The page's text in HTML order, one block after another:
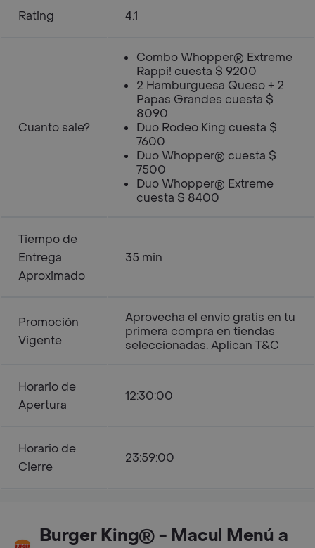
Rating 4.1
Cuanto sale?
Combo Whopper® Extreme
Rappi! cuesta $ 9200
2 Hamburguesa Queso + 2
Papas Grandes cuesta $
8090
Duo Rodeo King cuesta $
7600
Duo Whopper® cuesta $
7500
Duo Whopper® Extreme
cuesta $ 8400
Tiempo de
Entrega
Aproximado
35 min
Promoción
Vigente
Aprovecha el envío gratis en tu
primera compra en tiendas
seleccionadas. Aplican T&C
Horario de
Apertura
12:30:00
Horario de
Cierre
23:59:00
Burger King® - Macul Menú a